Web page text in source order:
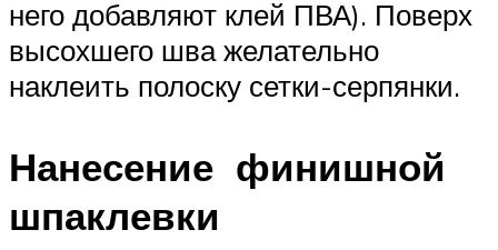
него добавляют клей ПВА). Поверх
высохшего шва желательно
наклеить полоску сетки-серпянки.
Нанесение финишной
шпаклевки